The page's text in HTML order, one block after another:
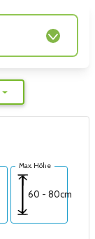
Max. Höhe
60 - 80cm